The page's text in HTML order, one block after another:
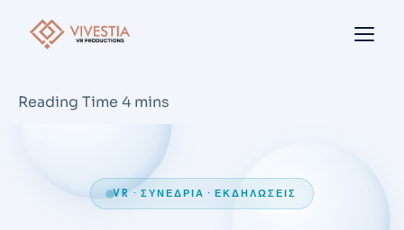
VR · ΣΥΝΈΔΡΙΑ · ΕΚΔΗΛΏΣΕΙΣ